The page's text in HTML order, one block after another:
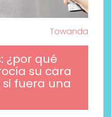
Towanda
¿por qué
su cara
fuera una